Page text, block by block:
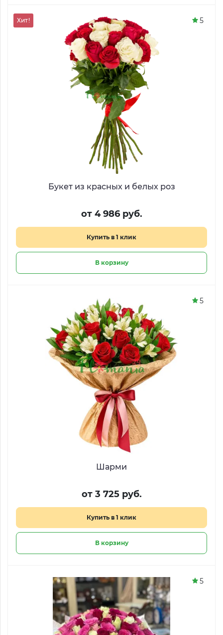
Букет из красных и белых роз
от 4 986 руб.
Купить в 1 клик
В корзину
Хит! 5
Шарми
от 3 725 руб.
Купить в 1 клик
В корзину
5
5